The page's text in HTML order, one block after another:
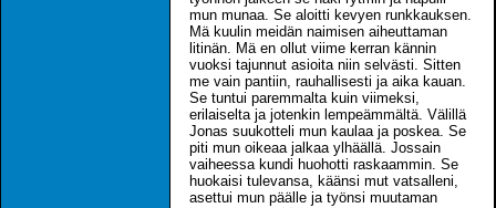
mun munaa. Se aloitti kevyen runkkauksen.
Mä kuulin meidän naimisen aiheuttaman
litinän. Mä en ollut viime kerran kännin
vuoksi tajunnut asioita niin selvästi. Sitten
me vain pantiin, rauhallisesti ja aika kauan.
Se tuntui paremmalta kuin viimeksi,
erilaiselta ja jotenkin lempeämmältä. Välillä
Jonas suukotteli mun kaulaa ja poskea. Se
piti mun oikeaa jalkaa ylhäällä. Jossain
vaiheessa kundi huohotti raskaammin. Se
huokaisi tulevansa, käänsi mut vatsalleni,
asettui mun päälle ja työnsi muutaman